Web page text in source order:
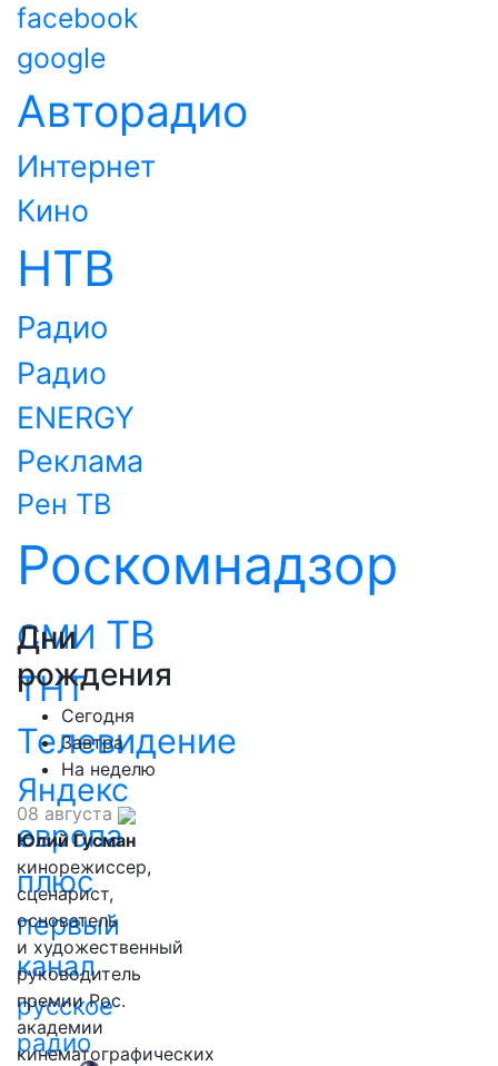
facebook
google
Авторадио
Интернет
Кино
НТВ
Радио
Радио
ENERGY
Реклама
Рен ТВ
Роскомнадзор
СМИ ТВ
ТНТ
Телевидение
Яндекс
европа
плюс
первый
канал
русское
радио
Дни
рождения
Сегодня
Завтра
На неделю
08 августа
Юлий Гусман
кинорежиссер,
сценарист,
основатель
и художественный
руководитель
премии Рос.
академии
кинематографических